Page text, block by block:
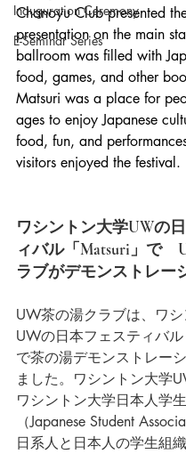
Inauguration Ceremony
E-Seminar Series
Chanoyu Club presented
presentation on the main
ballroom was filled with
food, games, and other
Matsuri was a place for
ages to enjoy Japanese
food, fun, and
visitors enjoyed the festival.
ワシントン大学UWの
ィバル「Matsuri」で　
ラブがデモンストレー
UW茶の湯クラブは、ワ
UWの日本フェスティバル
で茶の湯デモンストレー
ました。ワシントン大学
ワシントン大学日本人学
（Japanese Student
日系人と日本人の学生組